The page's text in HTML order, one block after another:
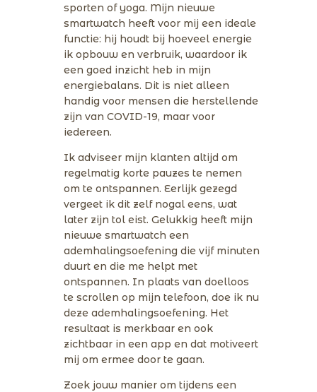
sporten of yoga. Mijn nieuwe
smartwatch heeft voor mij een ideale
functie: hij houdt bij hoeveel energie
ik opbouw en verbruik, waardoor ik
een goed inzicht heb in mijn
energiebalans. Dit is niet alleen
handig voor mensen die herstellende
zijn van COVID-19, maar voor
iedereen.
Ik adviseer mijn klanten altijd om
regelmatig korte pauzes te nemen
om te ontspannen. Eerlijk gezegd
vergeet ik dit zelf nogal eens, wat
later zijn tol eist. Gelukkig heeft mijn
nieuwe smartwatch een
ademhalingsoefening die vijf minuten
duurt en die me helpt met
ontspannen. In plaats van doelloos
te scrollen op mijn telefoon, doe ik nu
deze ademhalingsoefening. Het
resultaat is merkbaar en ook
zichtbaar in een app en dat motiveert
mij om ermee door te gaan.
Zoek jouw manier om tijdens een